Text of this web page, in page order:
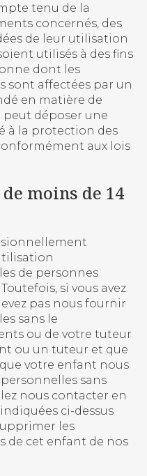
tenu de la
concernés, des
de leur utilisation
utilisés à des fins
dont les
sont affectées par un
en matière de
déposer une
à la protection des
aux lois
de moins de 14
de personnes
si vous avez
pas nous fournir
sans le
ou de votre tuteur
ou un tuteur et que
votre enfant nous
sans
nous contacter en
ci-dessus
les
de cet enfant de nos